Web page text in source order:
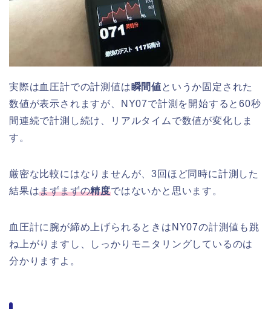
実際は血圧計での計測値は瞬間値というか固定された
数値が表示されますが、NY07で計測を開始すると60秒
間連続で計測し続け、リアルタイムで数値が変化しま
す。
厳密な比較にはなりませんが、3回ほど同時に計測した
結果はまずまずの精度ではないかと思います。
血圧計に腕が締め上げられるときはNY07の計測値も跳
ね上がりますし、しっかりモニタリングしているのは
分かりますよ。